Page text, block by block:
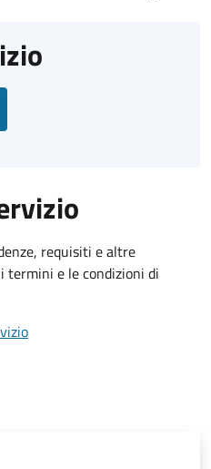
requisiti e altre
e le condizioni di